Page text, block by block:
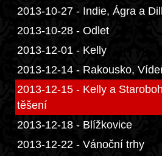
2013-10-27 - Indie, Ágra a
2013-10-28 - Odlet
2013-12-01 - Kelly
2013-12-14 - Rakousko,
2013-12-15 - Kelly a
těšení
2013-12-18 - Blížkovice
2013-12-22 - Vánoční trhy